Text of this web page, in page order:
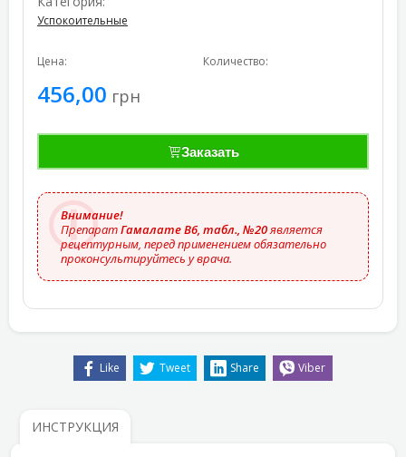
Успокоительные
Цена:
456,00 грн
Количество:
Заказать
Внимание!
ПрепаратГамалате В6, табл., №20является
рецептурным, перед применением обязательно
проконсультируйтесь у врача.
Like Tweet Share Viber
ИНСТРУКЦИЯ